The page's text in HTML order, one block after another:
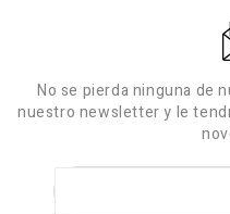
No se pierda ninguna de
nuestro newsletter y le